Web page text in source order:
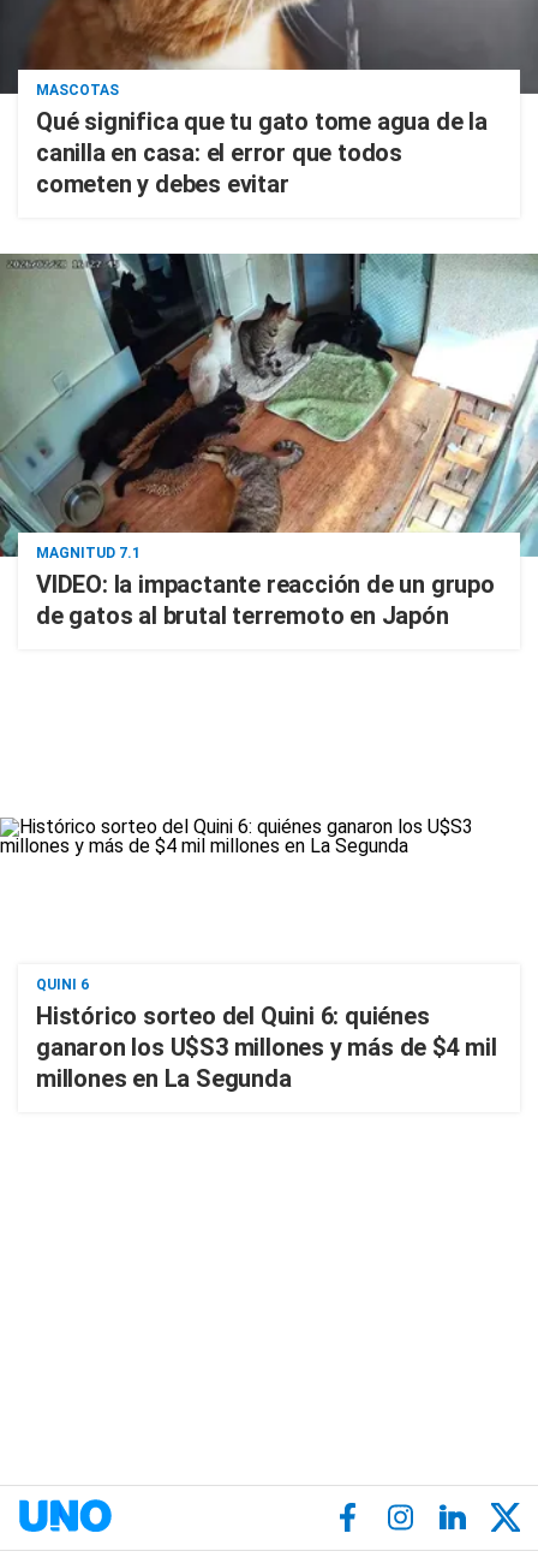
MASCOTAS
Qué significa que tu gato tome agua de la
canilla en casa: el error que todos
cometen y debes evitar
MAGNITUD 7.1
VIDEO: la impactante reacción de un grupo
de gatos al brutal terremoto en Japón
QUINI 6
Histórico sorteo del Quini 6: quiénes
ganaron los U$S3 millones y más de $4 mil
millones en La Segunda